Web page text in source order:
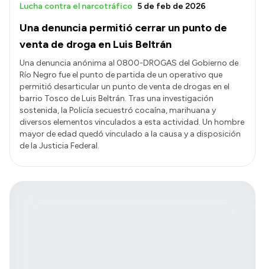
Una denuncia permitió cerrar un punto de
venta de droga en Luis Beltrán
Lucha contra el narcotráfico 5 de feb de 2026
Una denuncia anónima al 0800-DROGAS del Gobierno de
Río Negro fue el punto de partida de un operativo que
permitió desarticular un punto de venta de drogas en el
barrio Tosco de Luis Beltrán. Tras una investigación
sostenida, la Policía secuestró cocaína, marihuana y
diversos elementos vinculados a esta actividad. Un hombre
mayor de edad quedó vinculado a la causa y a disposición
de la Justicia Federal.